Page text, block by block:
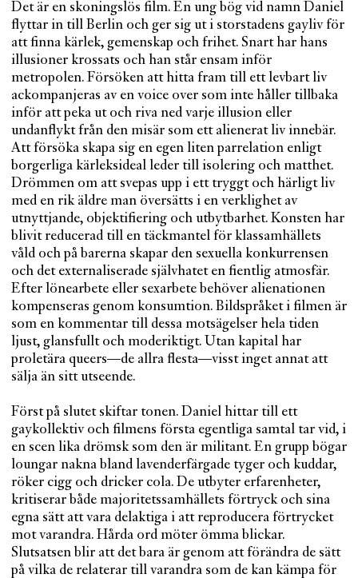
Det är en skoningslös film. En ung bög vid namn Daniel
flyttar in till Berlin och ger sig ut i storstadens gayliv för
att finna kärlek, gemenskap och frihet. Snart har hans
illusioner krossats och han står ensam inför
metropolen. Försöken att hitta fram till ett levbart liv
ackompanjeras av en voice over som inte håller tillbaka
inför att peka ut och riva ned varje illusion eller
undanflykt från den misär som ett alienerat liv innebär.
Att försöka skapa sig en egen liten parrelation enligt
borgerliga kärleksideal leder till isolering och matthet.
Drömmen om att svepas upp i ett tryggt och härligt liv
med en rik äldre man översätts i en verklighet av
utnyttjande, objektifiering och utbytbarhet. Konsten har
blivit reducerad till en täckmantel för klassamhällets
våld och på barerna skapar den sexuella konkurrensen
och det externaliserade självhatet en fientlig atmosfär.
Efter lönearbete eller sexarbete behöver alienationen
kompenseras genom konsumtion. Bildspråket i filmen är
som en kommentar till dessa motsägelser hela tiden
ljust, glansfullt och moderiktigt. Utan kapital har
proletära queers—de allra flesta—visst inget annat att
sälja än sitt utseende.
Först på slutet skiftar tonen. Daniel hittar till ett
gaykollektiv och filmens första egentliga samtal tar vid, i
en scen lika drömsk som den är militant. En grupp bögar
loungar nakna bland lavenderfärgade tyger och kuddar,
röker cigg och dricker cola. De utbyter erfarenheter,
kritiserar både majoritetssamhällets förtryck och sina
egna sätt att vara delaktiga i att reproducera förtrycket
mot varandra. Hårda ord möter ömma blickar.
Slutsatsen blir att det bara är genom att förändra de sätt
på vilka de relaterar till varandra som de kan kämpa för